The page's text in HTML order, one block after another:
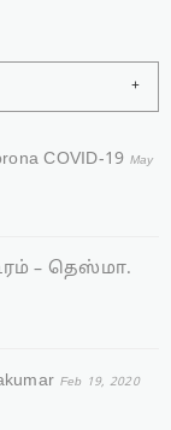
COVID-19 May
– தெஸ்மா.
Feb 19, 2020